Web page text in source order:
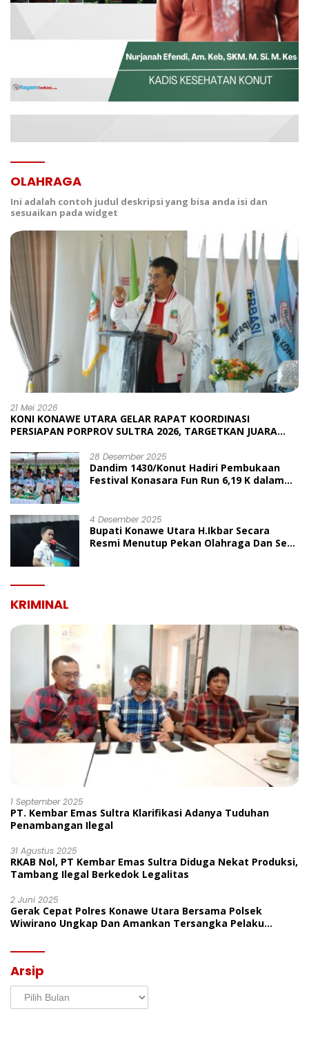
OLAHRAGA
Ini adalah contoh judul deskripsi yang bisa anda isi dan
sesuaikan pada widget
21 Mei 2026
KONI KONAWE UTARA GELAR RAPAT KOORDINASI
PERSIAPAN PORPROV SULTRA 2026, TARGETKAN JUARA
28 Desember 2025
Dandim 1430/Konut Hadiri Pembukaan
Festival Konasara Fun Run 6,19 K dalam
4 Desember 2025
Bupati Konawe Utara H.Ikbar Secara
Resmi Menutup Pekan Olahraga Dan Seni
KRIMINAL
1 September 2025
PT. Kembar Emas Sultra Klarifikasi Adanya Tuduhan
Penambangan Ilegal
31 Agustus 2025
RKAB Nol, PT Kembar Emas Sultra Diduga Nekat Produksi,
Tambang Ilegal Berkedok Legalitas
2 Juni 2025
Gerak Cepat Polres Konawe Utara Bersama Polsek
Wiwirano Ungkap Dan Amankan Tersangka Pelaku
Arsip
Arsip